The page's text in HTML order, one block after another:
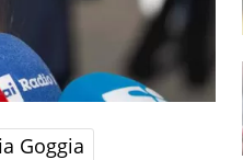
Goggia